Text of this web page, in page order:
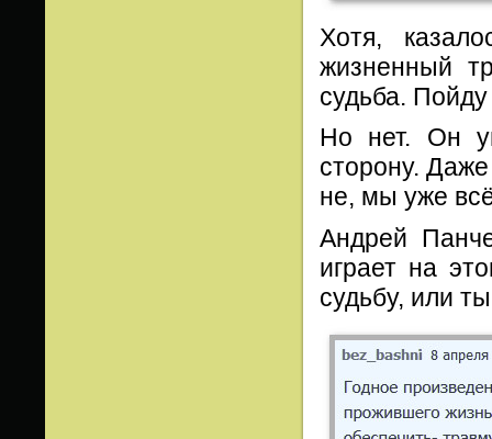
Хотя,
жизненный
судьба.
Но нет. Он
сторону.
не, мы уже
Андрей
играет на
судьбу, или